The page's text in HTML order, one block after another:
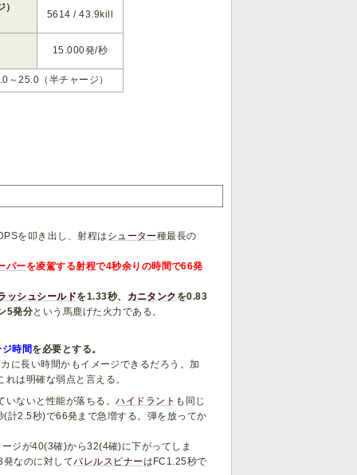
5614 / 43.9kill
15.000発/秒
～25.0（半チャージ）
を叩き出し、射程は シューター種最長の
パーを凌駕する射程で4秒余りの時間で66発
ッシュシールドを1.33秒、 カニタンク を0.83
5発分という馬鹿げた火力である。
時間を必要とする。
に長い時間かもイメージできるだろう。加
は明確な弱点と言える。
いないと性能が落ちる。ハイドラント も同じ
計2.5秒)で66発まで急増する。弾を放ってか
ジが40(3確)から32(4確)に下がってしま
発なのに対してバレルスピナーはFC1.25秒で